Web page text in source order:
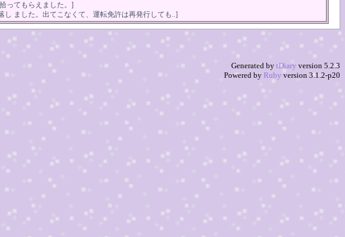
ってもらえました。]
ました。出てこなくて、運転免許は再発行しても..]
Generated by tDiary version 5.2.3
Powered by Ruby version 3.1.2-p20